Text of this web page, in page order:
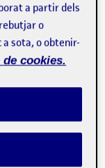
a partir dels
o
sota, o obtenir-
cookies.